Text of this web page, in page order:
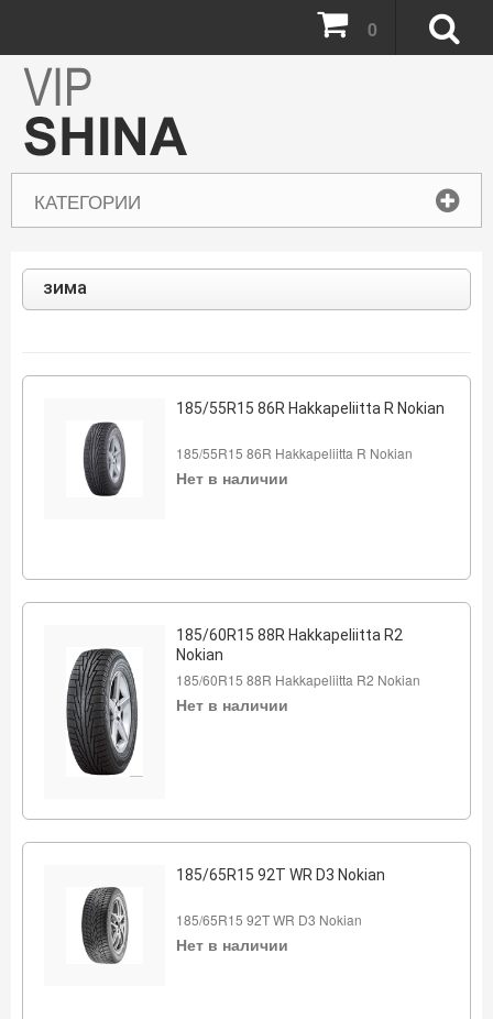
КАТЕГОРИИ
0
зима
185/55R15 86R Hakkapeliitta R Nokian
185/55R15 86R Hakkapeliitta R Nokian
Нет в наличии
185/60R15 88R Hakkapeliitta R2
Nokian
185/60R15 88R Hakkapeliitta R2 Nokian
Нет в наличии
185/65R15 92T WR D3 Nokian
185/65R15 92T WR D3 Nokian
Нет в наличии